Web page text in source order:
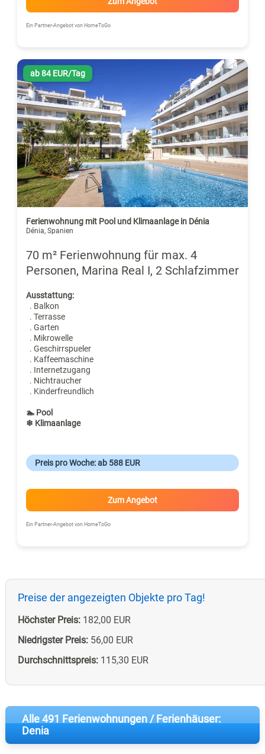
Ein Partner-Angebot von HomeToGo
ab 84 EUR/Tag
Ferienwohnung mit Pool und Klimaanlage in Dénia
Dénia, Spanien
70 m² Ferienwohnung für max. 4
Personen, Marina Real I, 2 Schlafzimmer
Ausstattung:
. Balkon
. Terrasse
. Garten
. Mikrowelle
. Geschirrspueler
. Kaffeemaschine
. Internetzugang
. Nichtraucher
. Kinderfreundlich
🏊 Pool
❄ Klimaanlage
Preis pro Woche: ab 588 EUR
Zum Angebot
Ein Partner-Angebot von HomeToGo
Preise der angezeigten Objekte pro Tag!
Höchster Preis:182,00 EUR
Niedrigster Preis:56,00 EUR
Durchschnittspreis:115,30 EUR
Alle 491 Ferienwohnungen / Ferienhäuser:
Denia